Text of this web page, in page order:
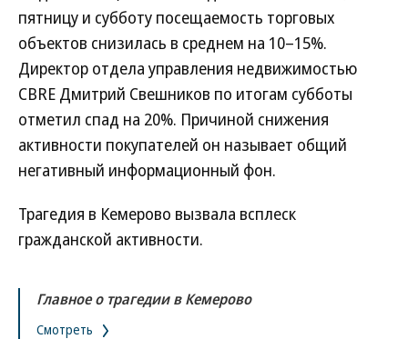
пятницу и субботу посещаемость торговых
объектов снизилась в среднем на 10–15%.
Директор отдела управления недвижимостью
CBRE Дмитрий Свешников по итогам субботы
отметил спад на 20%. Причиной снижения
активности покупателей он называет общий
негативный информационный фон.
Трагедия в Кемерово вызвала всплеск
гражданской активности.
Главное о трагедии в Кемерово
Смотреть